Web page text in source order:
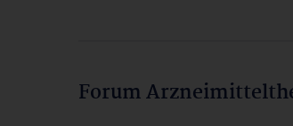
Forum